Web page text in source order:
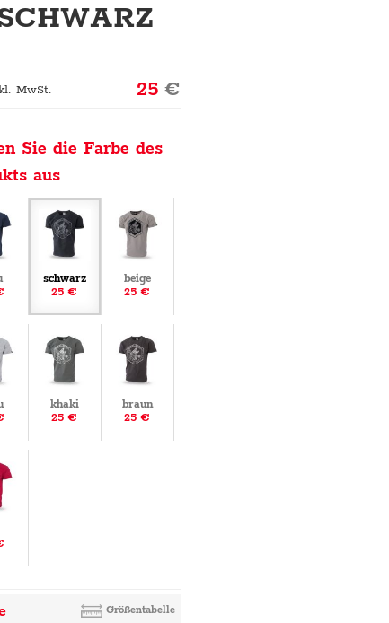
MwSt. 25€
Sie die Farbe des
aus
schwarz
25 €
beige
25 €
khaki
25 €
braun
25 €
Größentabelle